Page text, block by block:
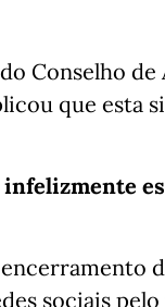
Conselho
que esta
sociais